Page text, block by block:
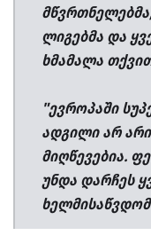
ლიგებმა და
ხმამალა
"ევროპაში
ადგილი არ
მიღწევებია.
უნდა დარჩეს